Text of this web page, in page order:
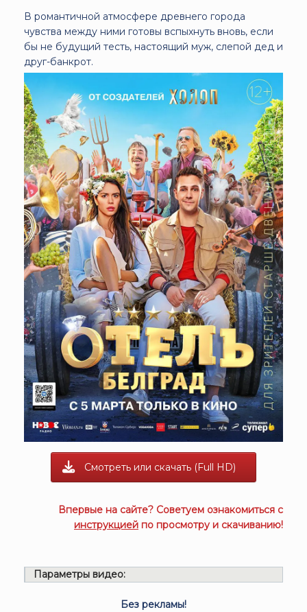
В романтичной атмосфере древнего города
чувства между ними готовы вспыхнуть вновь, если
бы не будущий тесть, настоящий муж, слепой дед и
друг-банкрот.
Смотреть или скачать (Full HD)
Впервые на сайте? Советуем ознакомиться с
инструкцией по просмотру и скачиванию!
Параметры видео:
Без рекламы!